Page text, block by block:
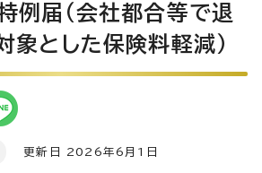
例届（会社都合等で退
象とした保険料軽減）
更新日 2026年6月1日